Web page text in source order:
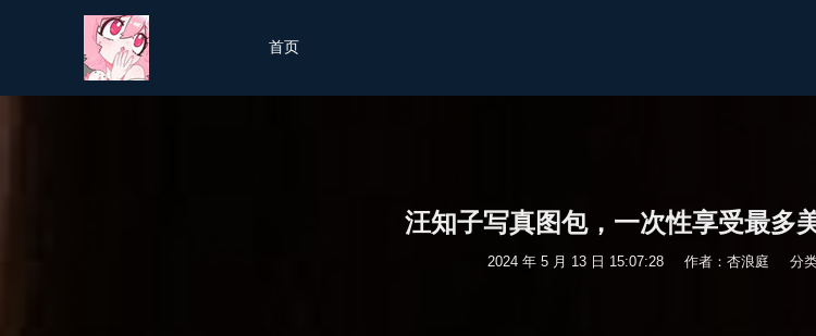
首页
汪知子写真图包，一次性享受最多
2024 年 5 月 13 日 15:07:28 作者：杏浪庭 分